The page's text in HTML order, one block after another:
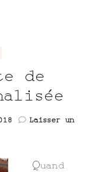
de
Laisser un
Quand